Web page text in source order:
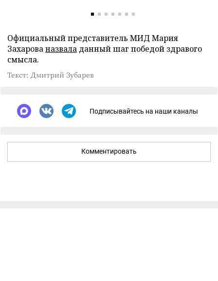
Официальный представитель МИД Мария
Захарованазвала данный шаг победой здравого
смысла.
Текст: Дмитрий Зубарев
Подписывайтесь на наши каналы
Комментировать